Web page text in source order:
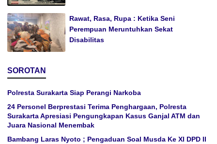
Rawat, Rasa, Rupa : Ketika Seni
Perempuan Meruntuhkan Sekat
Disabilitas
SOROTAN
Polresta Surakarta Siap Perangi Narkoba
24 Personel Berprestasi Terima Penghargaan, Polresta
Surakarta Apresiasi Pengungkapan Kasus Ganjal ATM dan
Juara Nasional Menembak
Bambang Laras Nyoto ; Pengaduan Soal Musda Ke XI DPD II